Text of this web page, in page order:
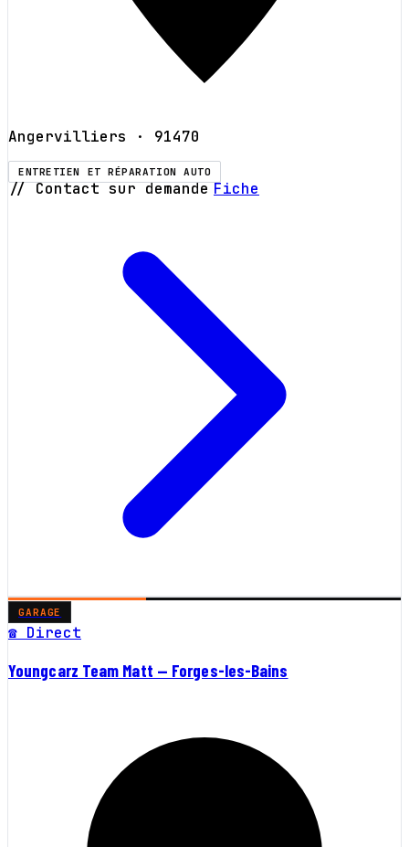
Angervilliers · 91470
ENTRETIEN ET RÉPARATION AUTO
// Contact sur demande Fiche
GARAGE
☎ Direct
Youngcarz Team Matt — Forges-les-Bains